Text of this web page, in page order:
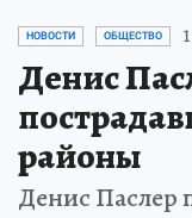
НОВОСТИ ОБЩЕСТВО
Денис
районы
Денис Паслер